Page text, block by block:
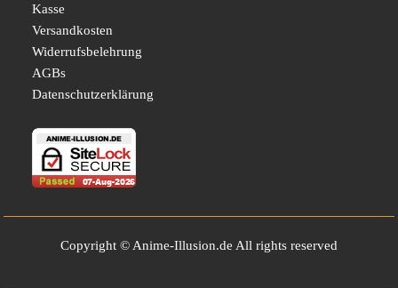
Kasse
Versandkosten
Widerrufsbelehrung
AGBs
Datenschutzerklärung
Copyright © Anime-Illusion.de All rights reserved